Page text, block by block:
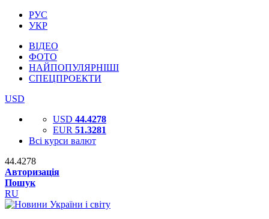
РУС
УКР
ВІДЕО
ФОТО
НАЙПОПУЛЯРНІШІ
СПЕЦПРОЕКТИ
USD
USD 44.4278
EUR 51.3281
Всі курси валют
44.4278
Авторизація
Пошук
RU